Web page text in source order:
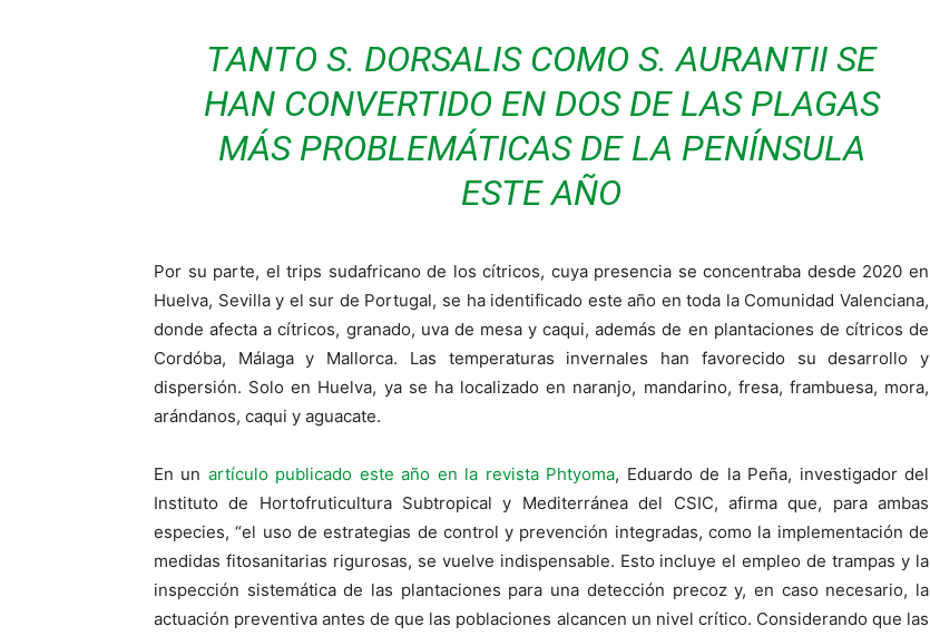
TANTO S. DORSALISCOMO S. AURANTII SE
HAN CONVERTIDO EN DOS DE LAS PLAGAS
MÁS PROBLEMÁTICAS DE LA PENÍNSULA
ESTE AÑO
Por su parte, el trips sudafricano de los cítricos, cuya presencia se concentraba desde 2020 en
Huelva, Sevilla y el sur de Portugal, se ha identificado este año en toda la Comunidad Valenciana,
donde afecta a cítricos, granado, uva de mesa y caqui, además de en plantaciones de cítricos de
Cordóba, Málaga y Mallorca. Las temperaturas invernales han favorecido su desarrollo y
dispersión. Solo en Huelva, ya se ha localizado en naranjo, mandarino, fresa, frambuesa, mora,
arándanos, caqui y aguacate.
En un artículo publicado este año en la revista Phtyoma, Eduardo de la Peña, investigador del
Instituto de Hortofruticultura Subtropical y Mediterránea del CSIC, afirma que, para ambas
especies, “el uso de estrategias de control y prevención integradas, como la implementación de
medidas fitosanitarias rigurosas, se vuelve indispensable. Esto incluye el empleo de trampas y la
inspección sistemática de las plantaciones para una detección precoz y, en caso necesario, la
actuación preventiva antes de que las poblaciones alcancen un nivel crítico. Considerando que las